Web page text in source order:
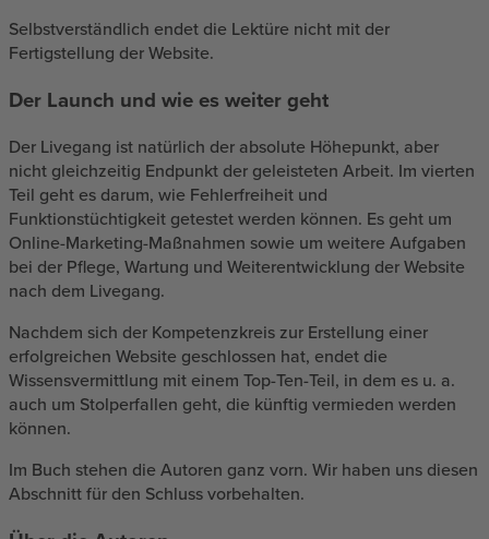
Selbstverständlich endet die Lektüre nicht mit der
Fertigstellung der Website.
Der Launch und wie es weiter geht
Der Livegang ist natürlich der absolute Höhepunkt, aber
nicht gleichzeitig Endpunkt der geleisteten Arbeit. Im vierten
Teil geht es darum, wie Fehlerfreiheit und
Funktionstüchtigkeit getestet werden können. Es geht um
Online-Marketing-Maßnahmen sowie um weitere Aufgaben
bei der Pflege, Wartung und Weiterentwicklung der Website
nach dem Livegang.
Nachdem sich der Kompetenzkreis zur Erstellung einer
erfolgreichen Website geschlossen hat, endet die
Wissensvermittlung mit einem Top-Ten-Teil, in dem es u. a.
auch um Stolperfallen geht, die künftig vermieden werden
können.
Im Buch stehen die Autoren ganz vorn. Wir haben uns diesen
Abschnitt für den Schluss vorbehalten.